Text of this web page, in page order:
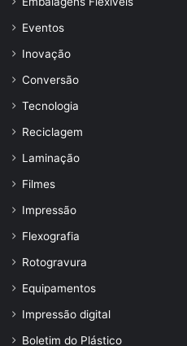
Eventos
Inovação
Conversão
Tecnologia
Reciclagem
Laminação
Filmes
Impressão
Flexografia
Rotogravura
Equipamentos
Impressão digital
Boletim do Plástico